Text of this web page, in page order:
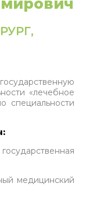
«лечебное
специальности
медицинский